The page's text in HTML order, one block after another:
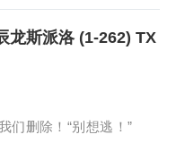
龙斯派洛 (1-262) TX
我们删除！“别想逃！”